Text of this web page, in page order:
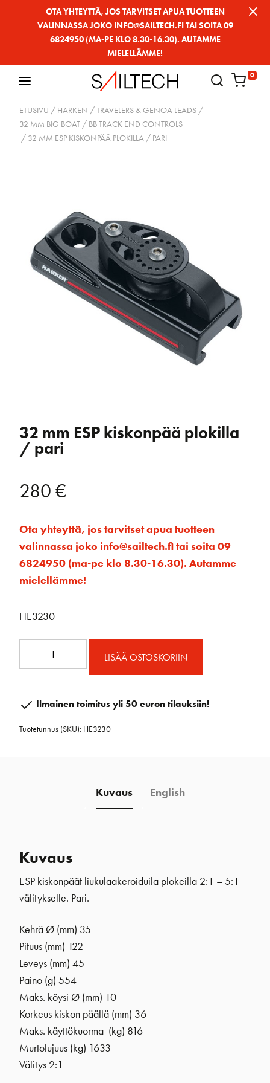
OTA YHTEYTTÄ, JOS TARVITSET APUA TUOTTEEN
VALINNASSA JOKO INFO@SAILTECH.FI TAI SOITA 09
6824950 (MA-PE KLO 8.30-16.30). AUTAMME
MIELELLÄMME!
0
ETUSIVU / HARKEN /TRAVELERS & GENOA LEADS /
32 MM BIG BOAT / BB TRACK END CONTROLS
/ 32 MM ESP KISKONPÄÄ PLOKILLA / PARI
32 mm ESP kiskonpää plokilla
/ pari
280€
Ota yhteyttä, jos tarvitset apua tuotteen
valinnassa joko info@sailtech.fi tai soita 09
6824950 (ma-pe klo 8.30-16.30). Autamme
mielellämme!
HE3230
kiskonpää
/
LISÄÄ OSTOSKORIIN
Ilmainen toimitus yli 50 euron tilauksiin!
Tuotetunnus (SKU): HE3230
Kuvaus English
Kuvaus
ESP kiskonpäät liukulaakeroiduila plokeilla 2:1 – 5:1
välitykselle. Pari.
Kehrä Ø (mm) 35
Pituus (mm) 122
Leveys (mm) 45
Paino (g) 554
Maks. köysi Ø (mm) 10
Korkeus kiskon päällä (mm) 36
Maks. käyttökuorma (kg) 816
Murtolujuus (kg) 1633
Välitys 2:1